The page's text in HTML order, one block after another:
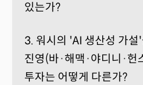
있는가?
3. 워시의 'AI 생산성 가설
진영(바·해맥·야디니·헌
투자는 어떻게 다른가?